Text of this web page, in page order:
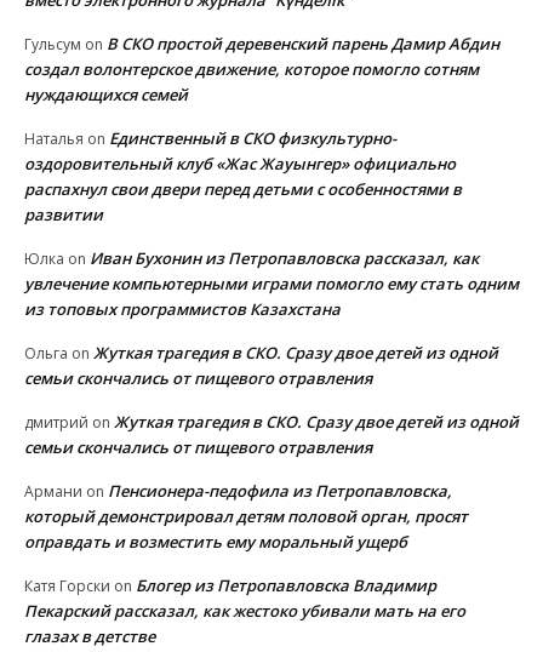
Гульсум on В СКО простой деревенский парень Дамир Абдин
создал волонтерское движение, которое помогло сотням
нуждающихся семей
Наталья on Единственный в СКО физкультурно-
оздоровительный клуб «Жас Жауынгер» официально
распахнул свои двери перед детьми с особенностями в
развитии
Юлка on Иван Бухонин из Петропавловска рассказал, как
увлечение компьютерными играми помогло ему стать одним
из топовых программистов Казахстана
Ольга on Жуткая трагедия в СКО. Сразу двое детей из одной
семьи скончались от пищевого отравления
дмитрий on Жуткая трагедия в СКО. Сразу двое детей из одной
семьи скончались от пищевого отравления
Армани on Пенсионера-педофила из Петропавловска,
который демонстрировал детям половой орган, просят
оправдать и возместить ему моральный ущерб
Катя Горски on Блогер из Петропавловска Владимир
Пекарский рассказал, как жестоко убивали мать на его
глазах в детстве